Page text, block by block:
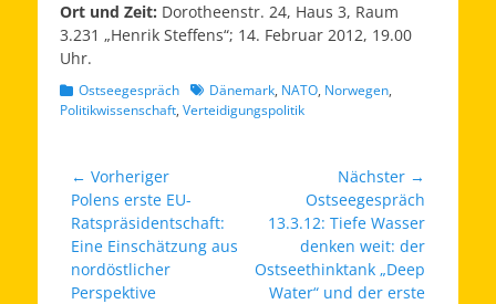
Ort und Zeit: Dorotheenstr. 24, Haus 3, Raum
3.231 „Henrik Steffens“; 14. Februar 2012, 19.00
Uhr.
Kategorien
Ostseegespräch Schlagworte
Dänemark, NATO, Norwegen,
Politikwissenschaft, Verteidigungspolitik
Beitragsnavigation
← Vorheriger
Vorheriger
Beitrag:
Polens erste EU-
Ratspräsidentschaft:
Eine Einschätzung aus
nordöstlicher
Perspektive
Nächster →
Nächster
Beitrag:
Ostseegespräch
13.3.12: Tiefe Wasser
denken weit: der
Ostseethinktank „Deep
Water“ und der erste